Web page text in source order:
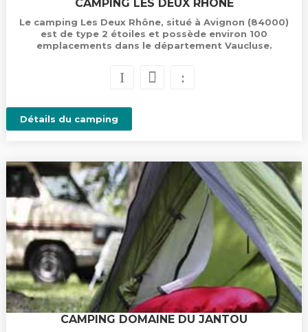
CAMPING LES DEUX RHÔNE
Le camping Les Deux Rhône, situé à Avignon (84000)
est de type 2 étoiles et possède environ 100
emplacements dans le département Vaucluse.
Détails du camping
CAMPING DOMAINE DU JANTOU